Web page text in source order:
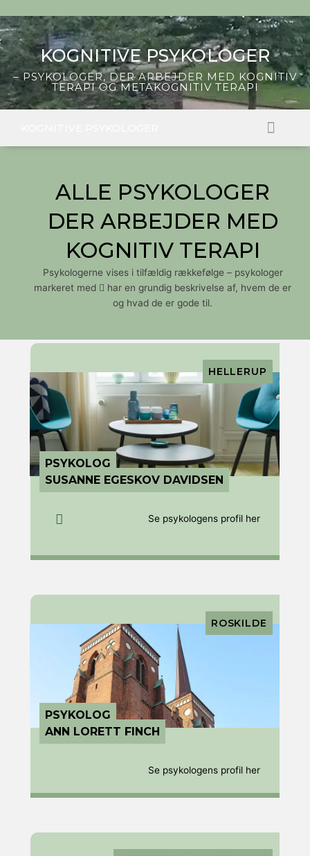
to
content
KOGNITIVE PSYKOLOGER
– PSYKOLOGER, DER ARBEJDER MED KOGNITIV
TERAPI OG METAKOGNITIV TERAPI
ALLE PSYKOLOGER
DER ARBEJDER MED
KOGNITIV TERAPI
Psykologerne vises i tilfældig rækkefølge – psykologer
markeret med
har en grundig beskrivelse af, hvem de er
og hvad de er gode til.
HELLERUP
PSYKOLOG
SUSANNE EGESKOV DAVIDSEN
Se psykologens profil her
ROSKILDE
PSYKOLOG
ANN LORETT FINCH
Se psykologens profil her